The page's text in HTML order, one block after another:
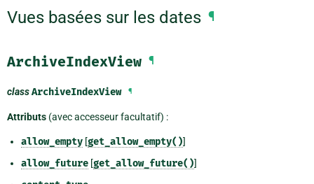
Vues basées sur les dates ¶
ArchiveIndexView ¶
classArchiveIndexView ¶
Attributs (avec accesseur facultatif) :
allow_empty [get_allow_empty()]
allow_future [get_allow_future()]